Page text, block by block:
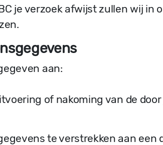
je verzoek afwijst zullen wij in
aan:
of nakoming van de
te verstrekken aan een